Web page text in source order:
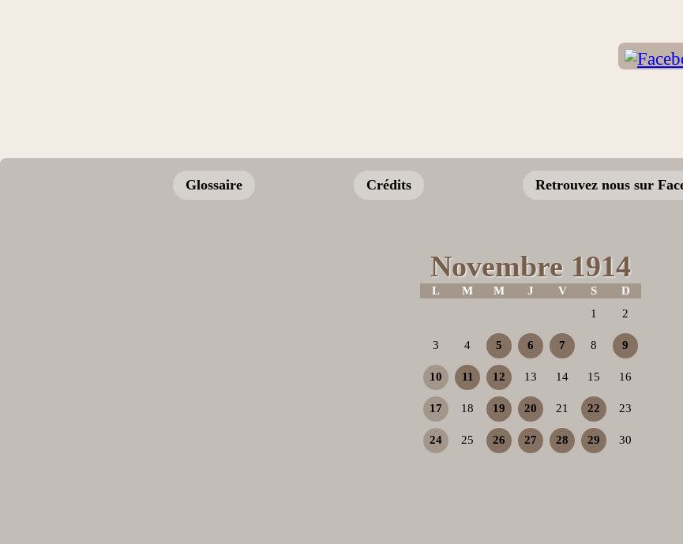
Glossaire Crédits Retrouvez nous sur
Novembre 1914
L M M J V S
D
1
2
3 4 5 6 7 8 9
10 11 12 13 14 15 16
17 18 19 20 21 22 23
24 25 26 27 28 29 30